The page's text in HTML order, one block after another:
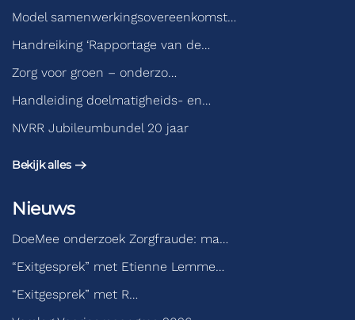
Model samenwerkingsovereenkomst…
Handreiking ‘Rapportage van de…
Zorg voor groen – onderzo…
Handleiding doelmatigheids- en…
NVRR Jubileumbundel 20 jaar
Bekijk alles
Nieuws
DoeMee onderzoek Zorgfraude: ma…
“Exitgesprek” met Etienne Lemme…
“Exitgesprek” met R…